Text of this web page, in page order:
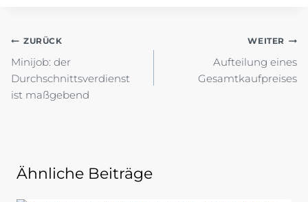
Beitragsnavigation
ZURÜCK
Minijob: der
Durchschnittsverdienst
ist maßgebend
WEITER
Aufteilung eines
Gesamtkaufpreises
Ähnliche Beiträge